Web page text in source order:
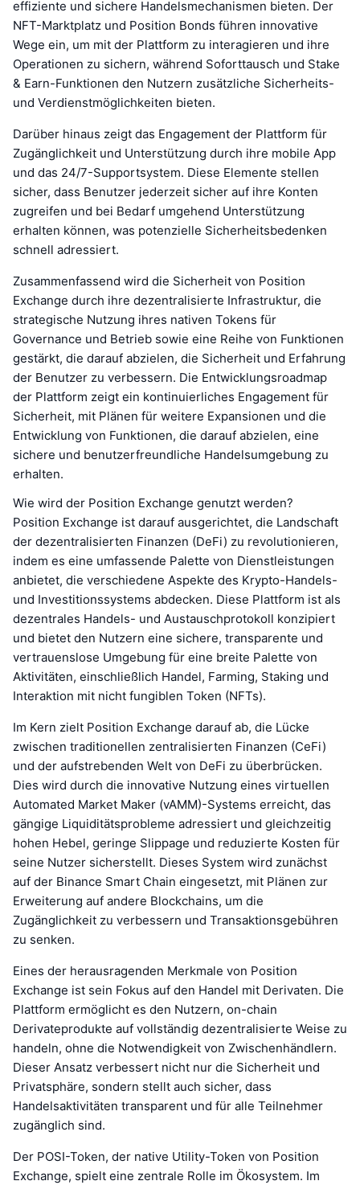
effiziente und sichere Handelsmechanismen bieten. Der
NFT-Marktplatz und Position Bonds führen innovative
Wege ein, um mit der Plattform zu interagieren und ihre
Operationen zu sichern, während Soforttausch und Stake
& Earn-Funktionen den Nutzern zusätzliche Sicherheits-
und Verdienstmöglichkeiten bieten.
Darüber hinaus zeigt das Engagement der Plattform für
Zugänglichkeit und Unterstützung durch ihre mobile App
und das 24/7-Supportsystem. Diese Elemente stellen
sicher, dass Benutzer jederzeit sicher auf ihre Konten
zugreifen und bei Bedarf umgehend Unterstützung
erhalten können, was potenzielle Sicherheitsbedenken
schnell adressiert.
Zusammenfassend wird die Sicherheit von Position
Exchange durch ihre dezentralisierte Infrastruktur, die
strategische Nutzung ihres nativen Tokens für
Governance und Betrieb sowie eine Reihe von Funktionen
gestärkt, die darauf abzielen, die Sicherheit und Erfahrung
der Benutzer zu verbessern. Die Entwicklungsroadmap
der Plattform zeigt ein kontinuierliches Engagement für
Sicherheit, mit Plänen für weitere Expansionen und die
Entwicklung von Funktionen, die darauf abzielen, eine
sichere und benutzerfreundliche Handelsumgebung zu
erhalten.
Wie wird der Position Exchange genutzt werden?
Position Exchange ist darauf ausgerichtet, die Landschaft
der dezentralisierten Finanzen (DeFi) zu revolutionieren,
indem es eine umfassende Palette von Dienstleistungen
anbietet, die verschiedene Aspekte des Krypto-Handels-
und Investitionssystems abdecken. Diese Plattform ist als
dezentrales Handels- und Austauschprotokoll konzipiert
und bietet den Nutzern eine sichere, transparente und
vertrauenslose Umgebung für eine breite Palette von
Aktivitäten, einschließlich Handel, Farming, Staking und
Interaktion mit nicht fungiblen Token (NFTs).
Im Kern zielt Position Exchange darauf ab, die Lücke
zwischen traditionellen zentralisierten Finanzen (CeFi)
und der aufstrebenden Welt von DeFi zu überbrücken.
Dies wird durch die innovative Nutzung eines virtuellen
Automated Market Maker (vAMM)-Systems erreicht, das
gängige Liquiditätsprobleme adressiert und gleichzeitig
hohen Hebel, geringe Slippage und reduzierte Kosten für
seine Nutzer sicherstellt. Dieses System wird zunächst
auf der Binance Smart Chain eingesetzt, mit Plänen zur
Erweiterung auf andere Blockchains, um die
Zugänglichkeit zu verbessern und Transaktionsgebühren
zu senken.
Eines der herausragenden Merkmale von Position
Exchange ist sein Fokus auf den Handel mit Derivaten. Die
Plattform ermöglicht es den Nutzern, on-chain
Derivateprodukte auf vollständig dezentralisierte Weise zu
handeln, ohne die Notwendigkeit von Zwischenhändlern.
Dieser Ansatz verbessert nicht nur die Sicherheit und
Privatsphäre, sondern stellt auch sicher, dass
Handelsaktivitäten transparent und für alle Teilnehmer
zugänglich sind.
Der POSI-Token, der native Utility-Token von Position
Exchange, spielt eine zentrale Rolle im Ökosystem. Im